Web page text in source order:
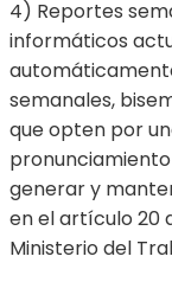
4) Reportes
informáticos
semanales,
que opten por
generar y
en el artículo 20
Ministerio del